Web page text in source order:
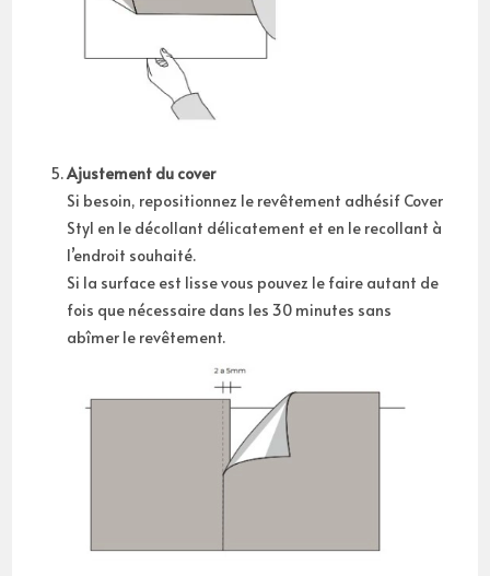
Ajustement du cover
Si besoin, repositionnez le revêtement adhésif Cover
Styl en le décollant délicatement et en le recollant à
l’endroit souhaité.
Si la surface est lisse vous pouvez le faire autant de
fois que nécessaire dans les 30 minutes sans
abîmer le revêtement.